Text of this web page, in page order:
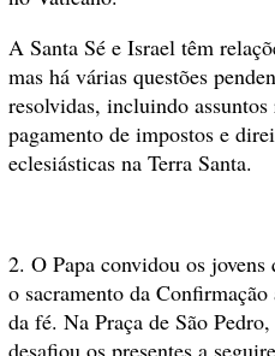
A Santa Sé e Israel têm
mas há várias questões
resolvidas, incluindo
pagamento de impostos e
eclesiásticas na Terra Santa.
2. O Papa convidou os
o sacramento da
da fé. Na Praça de São
desafiou os presentes a